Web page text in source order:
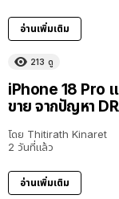
อ่านเพิ่มเติม
213 ดู
iPhone 18 Pro
ขาย จากปัญหา
โดย Thitirath Kinaret
2 วันที่แล้ว
อ่านเพิ่มเติม